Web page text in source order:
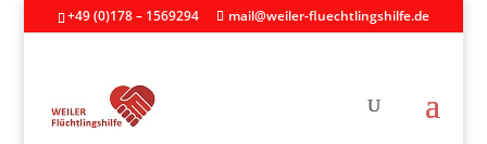
+49 (0)178 – 1569294 mail@weiler-fluechtlingshilfe.de